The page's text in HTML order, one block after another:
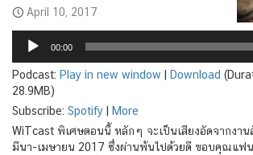
April 10, 2017
Audio
Player
00:00
Podcast: Play in new window | Download
28.9MB)
Subscribe: Spotify | More
WiTcast พิเศษตอนนี้ หลักๆ จะเป็นเสียงอัดจากงา
มีนา-เมษายน 2017 ซึ่งผ่านพ้นไปด้วยดี ขอบคุณแฟ